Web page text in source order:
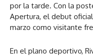
por la tarde. Con la
Apertura, el debut
marzo como visitante
En el plano deportivo,